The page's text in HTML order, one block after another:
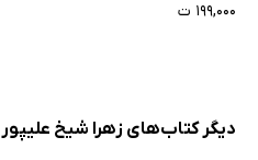
۱۹۹,۰۰۰ ت
دیگر کتاب‌های زهرا شیخ علیپور